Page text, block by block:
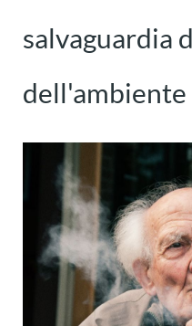
salvaguardia
dell'ambiente